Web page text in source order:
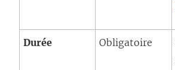
Durée Obligatoire